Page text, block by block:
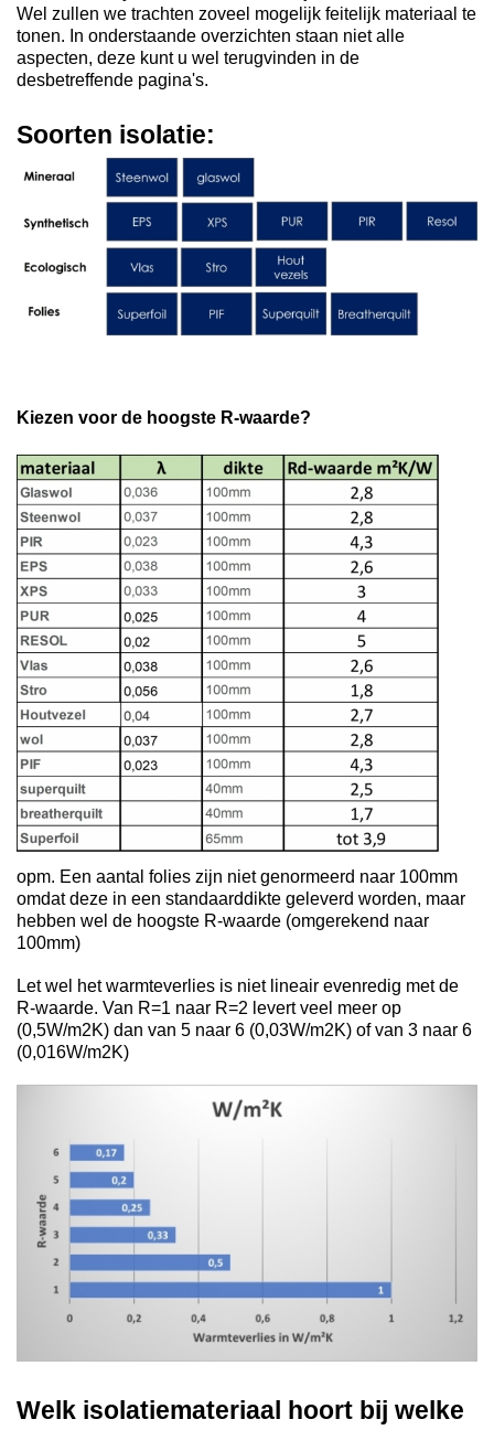
Wel zullen we trachten zoveel mogelijk feitelijk materiaal te
tonen. In onderstaande overzichten staan niet alle
aspecten, deze kunt u wel terugvinden in de
desbetreffende pagina's.
Soorten isolatie:
Kiezen voor de hoogste R-waarde?
opm. Een aantal folies zijn niet genormeerd naar 100mm
omdat deze in een standaarddikte geleverd worden, maar
hebben wel de hoogste R-waarde (omgerekend naar
100mm)
Let wel het warmteverlies is niet lineair evenredig met de
R-waarde. Van R=1 naar R=2 levert veel meer op
(0,5W/m2K) dan van 5 naar 6 (0,03W/m2K) of van 3 naar 6
(0,016W/m2K)
Welk isolatiemateriaal hoort bij welke